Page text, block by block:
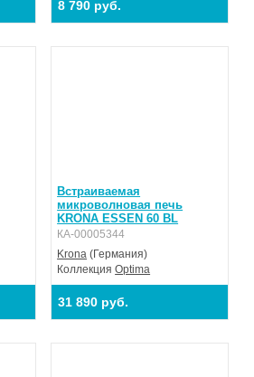
8 790 руб.
Встраиваемая
микроволновая печь
KRONA ESSEN 60 BL
КА-00005344
Krona (Германия)
КоллекцияOptima
31 890 руб.